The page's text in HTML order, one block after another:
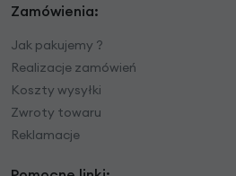
Zamówienia:
Jak pakujemy ?
Realizacje zamówień
Koszty wysyłki
Zwroty towaru
Reklamacje